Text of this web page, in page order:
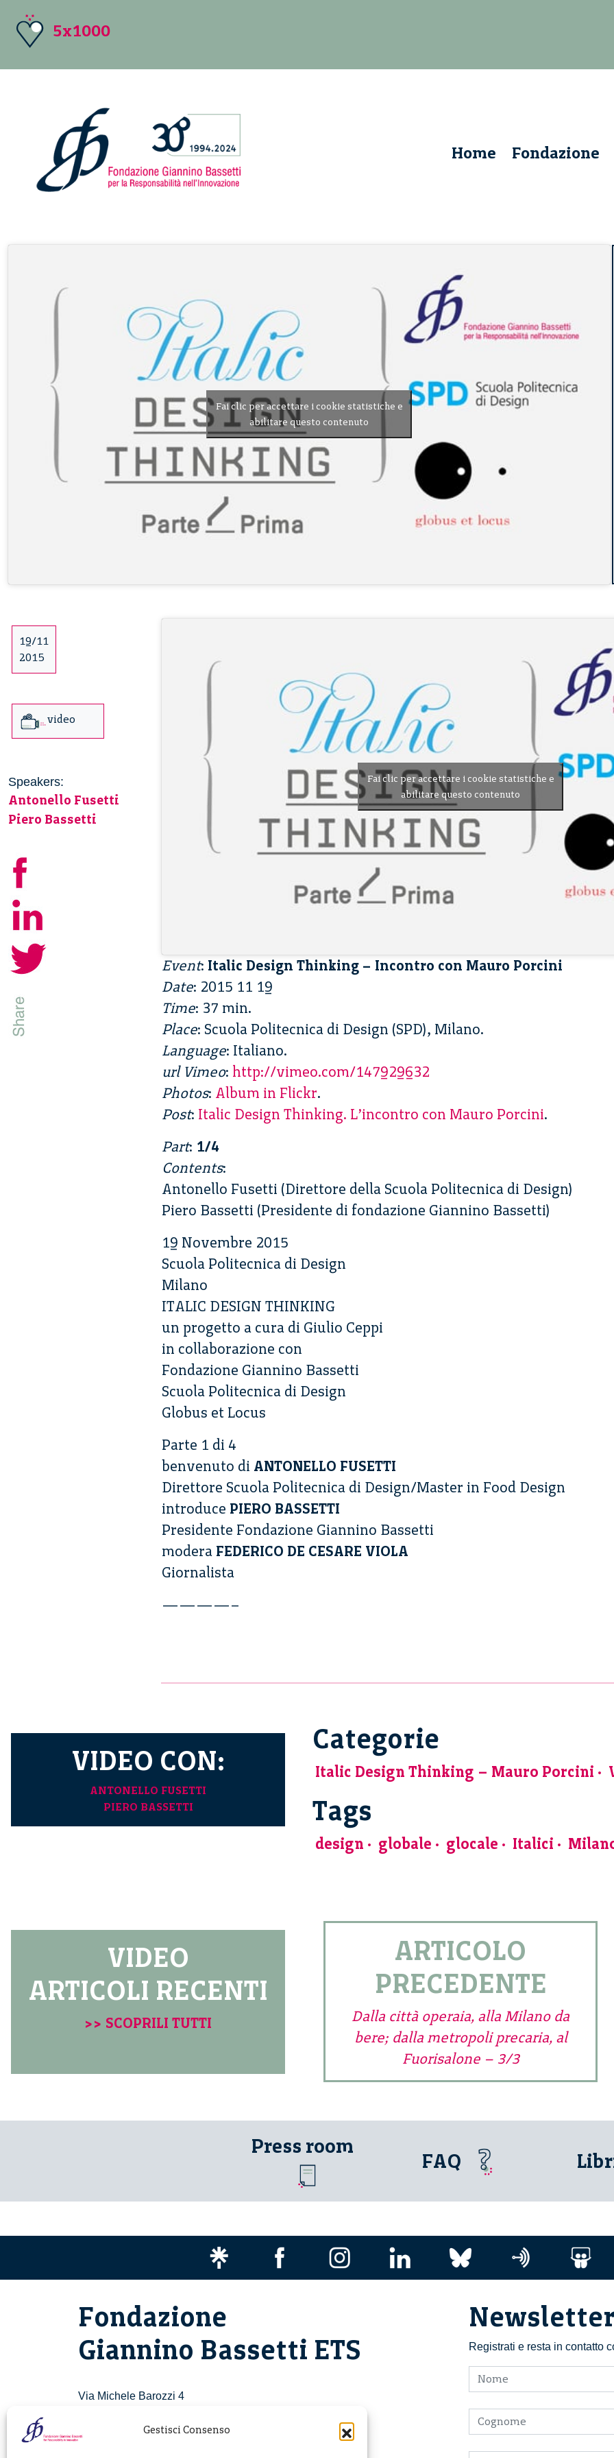
Gestisci Consenso
5x1000
Home Fondazione
Fai clic per accettare i cookie statistiche e
abilitare questo contenuto
19/11
2015
video
Speakers:
Antonello Fusetti
Piero Bassetti
Fai clic per accettare i cookie statistiche e
abilitare questo contenuto
Event: Italic Design Thinking – Incontro con Mauro Porcini
Date: 2015 11 19
Time: 37 min.
Place: Scuola Politecnica di Design (SPD), Milano.
Language: Italiano.
url Vimeo: http://vimeo.com/147929632
Photos: Album in Flickr.
Post: Italic Design Thinking. L’incontro con Mauro Porcini.
Part: 1/4
Contents:
Antonello Fusetti (Direttore della Scuola Politecnica di Design)
Piero Bassetti (Presidente di fondazione Giannino Bassetti)
19 Novembre 2015
Scuola Politecnica di Design
Milano
ITALIC DESIGN THINKING
un progetto a cura di Giulio Ceppi
in collaborazione con
Fondazione Giannino Bassetti
Scuola Politecnica di Design
Globus et Locus
Parte 1 di 4
benvenuto di ANTONELLO FUSETTI
Direttore Scuola Politecnica di Design/Master in Food Design
introduce PIERO BASSETTI
Presidente Fondazione Giannino Bassetti
modera FEDERICO DE CESARE VIOLA
Giornalista
————–
VIDEO CON:
ANTONELLO FUSETTI
PIERO BASSETTI
Categorie
Italic Design Thinking – Mauro Porcini
Tags
design globale glocale Italici
VIDEO
ARTICOLI RECENTI
>> SCOPRILI TUTTI
ARTICOLO
PRECEDENTE
Dalla città operaia, alla Milano da
bere; dalla metropoli precaria, al
Fuorisalone – 3/3
Press room
FAQ
Newsletter
Registrati e resta in contatto
Fondazione
Giannino Bassetti ETS
Via Michele Barozzi 4
T. +39 02 781933